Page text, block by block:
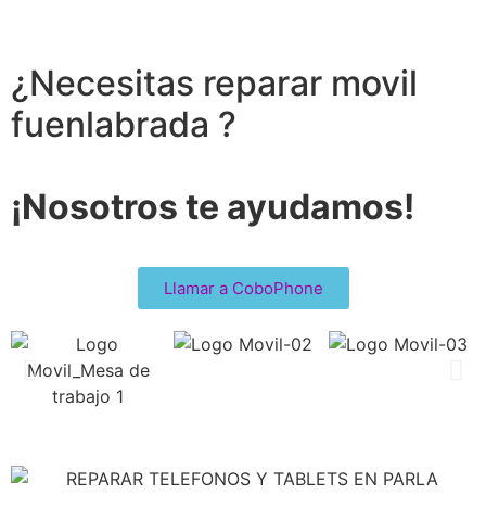
¿Necesitas reparar movil
fuenlabrada ?
¡Nosotros te ayudamos!
Llamar a CoboPhone